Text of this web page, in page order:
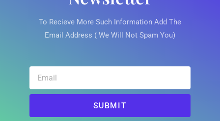
To Recieve More Such Information Add The
Email Address ( We Will Not Spam You)
SUBMIT